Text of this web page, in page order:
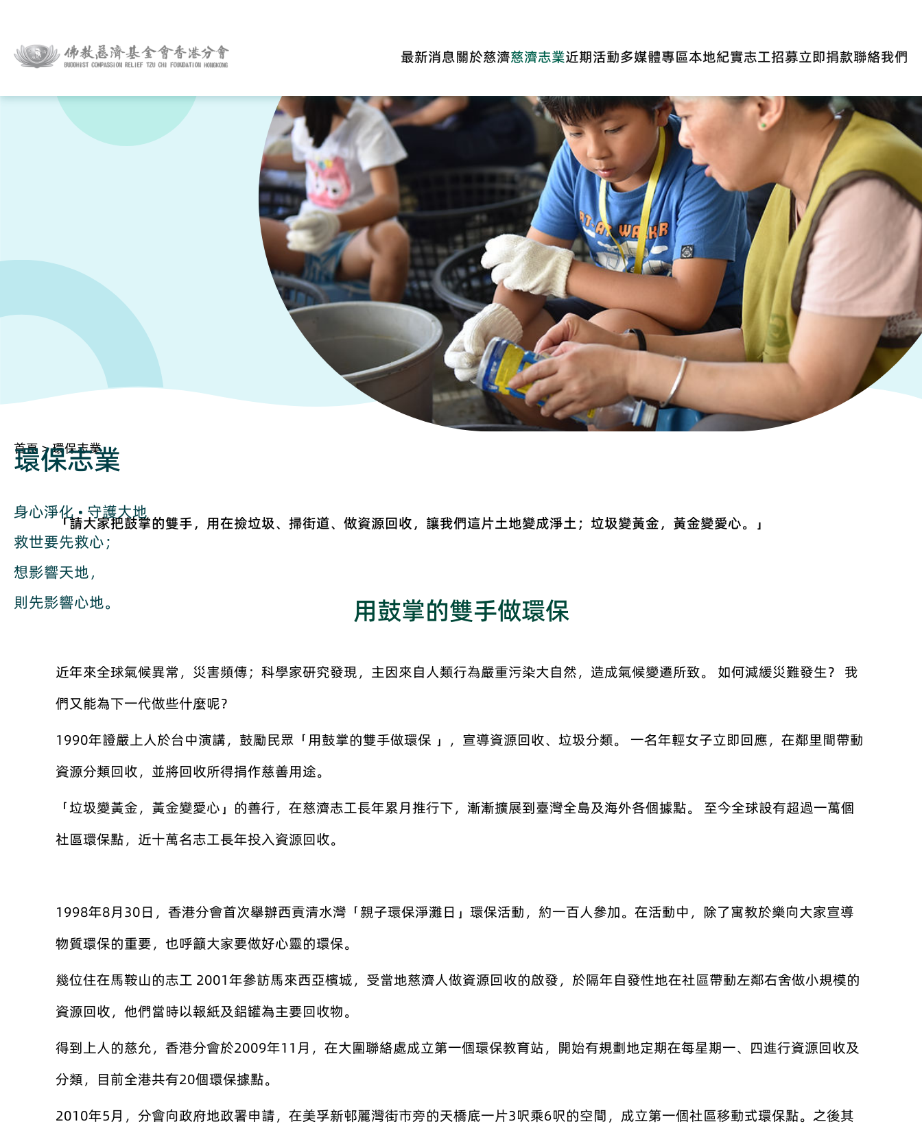
最新消息關於慈濟慈濟志業近期活動多媒體專區本地紀實志工招募立即捐款聯絡我們
環保志業
身心淨化 • 守護大地
救世要先救心；
想影響天地，
則先影響心地。
首頁 >環保志業
「請大家把鼓掌的雙手，用在撿垃圾、掃街道、做資源回收，讓我們這片土地變成淨土；垃圾變黃金，黃金變愛心。」
用鼓掌的雙手做環保
近年來全球氣候異常，災害頻傳；科學家研究發現，主因來自人類行為嚴重污染大自然，造成氣候變遷所致。 如何減緩災難發生？ 我
們又能為下一代做些什麼呢？
1990年證嚴上人於台中演講，鼓勵民眾「用鼓掌的雙手做環保 」，宣導資源回收、垃圾分類。 一名年輕女子立即回應，在鄰里間帶動
資源分類回收，並將回收所得捐作慈善用途。
「垃圾變黃金，黃金變愛心」的善行，在慈濟志工長年累月推行下，漸漸擴展到臺灣全島及海外各個據點。 至今全球設有超過一萬個
社區環保點，近十萬名志工長年投入資源回收。
1998年8月30日，香港分會首次舉辦西貢清水灣「親子環保淨灘日」環保活動，約一百人參加。在活動中，除了寓教於樂向大家宣導
物質環保的重要，也呼籲大家要做好心靈的環保。
幾位住在馬鞍山的志工 2001年參訪馬來西亞檳城，受當地慈濟人做資源回收的啟發，於隔年自發性地在社區帶動左鄰右舍做小規模的
資源回收，他們當時以報紙及鋁罐為主要回收物。
得到上人的慈允，香港分會於2009年11月，在大圍聯絡處成立第一個環保教育站，開始有規劃地定期在每星期一、四進行資源回收及
分類，目前全港共有20個環保據點。
2010年5月，分會向政府地政署申請，在美孚新邨麗灣街市旁的天橋底一片3呎乘6呎的空間，成立第一個社區移動式環保點。之後其